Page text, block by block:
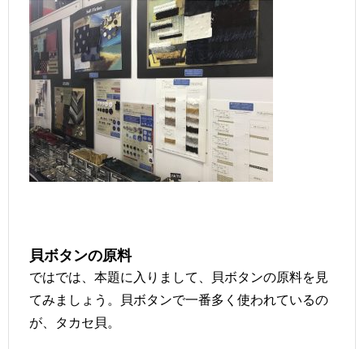
貝ボタンの原料
ではでは、本題に入りまして、貝ボタンの原料を見
てみましょう。貝ボタンで一番多く使われているの
が、タカセ貝。